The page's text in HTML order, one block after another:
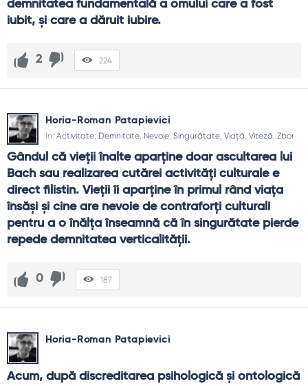
demnitatea fundamentală a omului care a fost
iubit, şi care a dăruit iubire.
2 224
Horia-Roman Patapievici
In: Activitate, Demnitate, Nevoie, Singurătate, Viață, Viteză, Zbor
Gândul că vieţii înalte aparţine doar ascultarea lui
Bach sau realizarea cutărei activităţi culturale e
direct filistin. Vieţii îi aparţine în primul rând viaţa
însăşi şi cine are nevoie de contraforţi culturali
pentru a o înălţa înseamnă că în singurătate pierde
repede demnitatea verticalităţii.
0 187
Horia-Roman Patapievici
Acum, după discreditarea psihologică şi ontologică